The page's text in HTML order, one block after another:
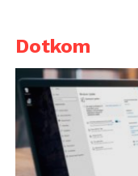
Dotkom